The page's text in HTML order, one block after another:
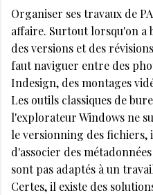
Organiser ses travaux de
affaire. Surtout lorsqu'on a
des versions et des
faut naviguer entre des
Indesign, des montages
Les outils classiques de
l'explorateur Windows ne
le versionning des
d'associer des
sont pas adaptés à un
Certes, il existe des